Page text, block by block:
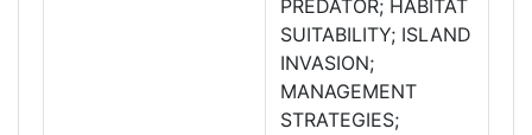
PREDATOR; HABITAT
SUITABILITY; ISLAND
INVASION;
MANAGEMENT
STRATEGIES;